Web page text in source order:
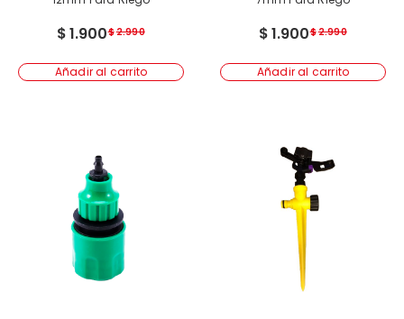
$2.990
$1.900
Añadir al carrito
$2.990
$1.900
Añadir al carrito